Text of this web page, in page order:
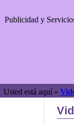
Publicidad y
Usted está aquí »